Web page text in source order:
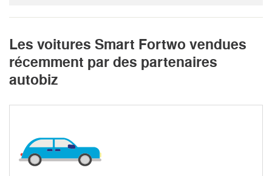
Les voitures Smart Fortwo vendues
récemment par des partenaires
autobiz